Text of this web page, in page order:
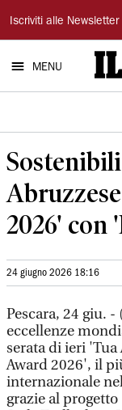
Il
Tirreno
Iscriviti alle Newsletter
MENU
2026' con
24 giugno 2026 18:16
Pescara, 24 giu.
eccellenze
serata di ieri
Award 2026', il
internazionale
grazie al progetto